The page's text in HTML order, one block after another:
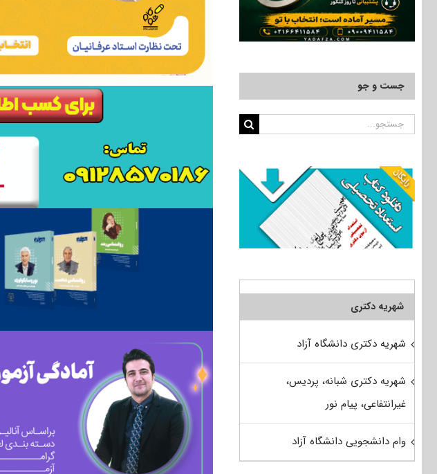
جست و جو
جستجو
شهریه دکتری
شهریه دکتری دانشگاه آزاد
شهریه دکتری شبانه، پردیس،
غیرانتفاعی، پیام نور
وام دانشجویی دانشگاه آزاد